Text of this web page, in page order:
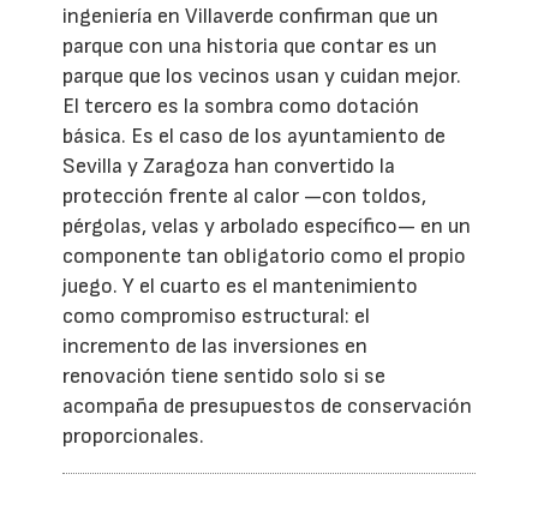
ingeniería en Villaverde confirman que un
parque con una historia que contar es un
parque que los vecinos usan y cuidan mejor.
El tercero es la sombra como dotación
básica. Es el caso de los ayuntamiento de
Sevilla y Zaragoza han convertido la
protección frente al calor —con toldos,
pérgolas, velas y arbolado específico— en un
componente tan obligatorio como el propio
juego. Y el cuarto es el mantenimiento
como compromiso estructural: el
incremento de las inversiones en
renovación tiene sentido solo si se
acompaña de presupuestos de conservación
proporcionales.